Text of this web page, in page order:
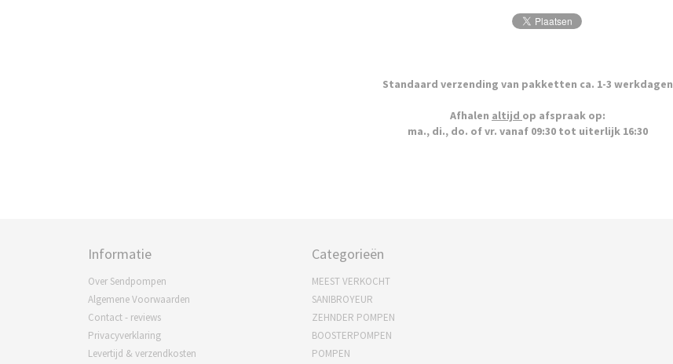
Standaard verzending van pakketten ca. 1-3 werkdagen
Afhalen altijd op afspraak op:
ma., di., do. of vr. vanaf 09:30 tot uiterlijk 16:30
Informatie
Over Sendpompen
Algemene Voorwaarden
Contact - reviews
Privacyverklaring
Levertijd & verzendkosten
Categorieën
MEEST VERKOCHT
SANIBROYEUR
ZEHNDER POMPEN
BOOSTERPOMPEN
POMPEN